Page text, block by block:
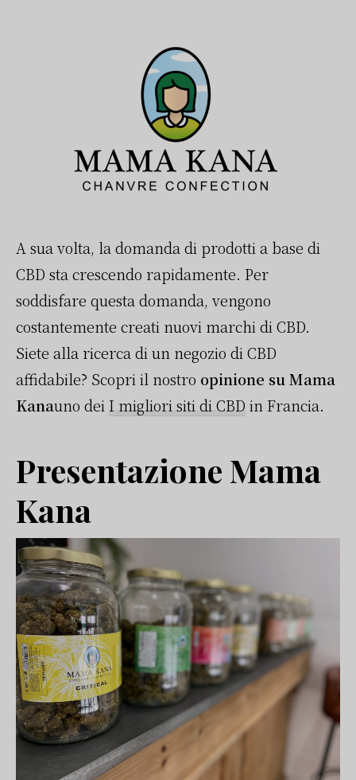
A sua volta, la domanda di prodotti a base di
CBD sta crescendo rapidamente. Per
soddisfare questa domanda, vengono
costantemente creati nuovi marchi di CBD.
Siete alla ricerca di un negozio di CBD
affidabile? Scopri il nostro opinione su Mama
Kanauno dei I migliori siti di CBD in Francia.
Presentazione Mama
Kana